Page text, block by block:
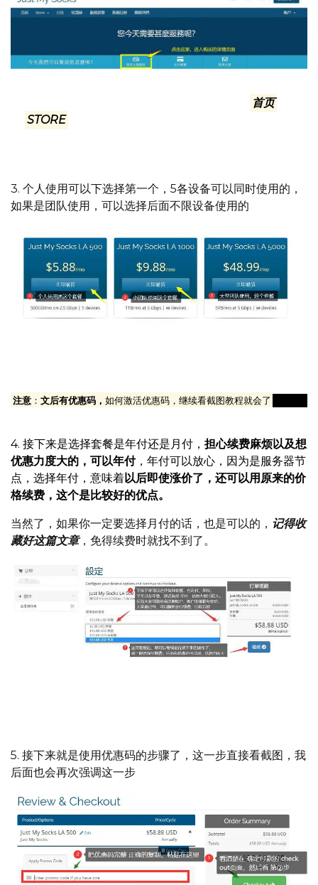
首页
STORE
3. 个人使用可以下选择第一个，5各设备可以同时使用的，
如果是团队使用，可以选择后面不限设备使用的
注意： 文后有优惠码， 如何激活优惠码，继续看截图教程就会了
4. 接下来是选择套餐是年付还是月付， 担心续费麻烦以及想
优惠力度大的，可以年付，年付可以放心，因为是服务器节
点，选择年付，意味着以后即使涨价了，还可以用原来的价
格续费，这个是比较好的优点。
当然了，如果你一定要选择月付的话，也是可以的， 记得收
藏好这篇文章，免得续费时就找不到了。
5. 接下来就是使用优惠码的步骤了，这一步直接看截图，我
后面也会再次强调这一步